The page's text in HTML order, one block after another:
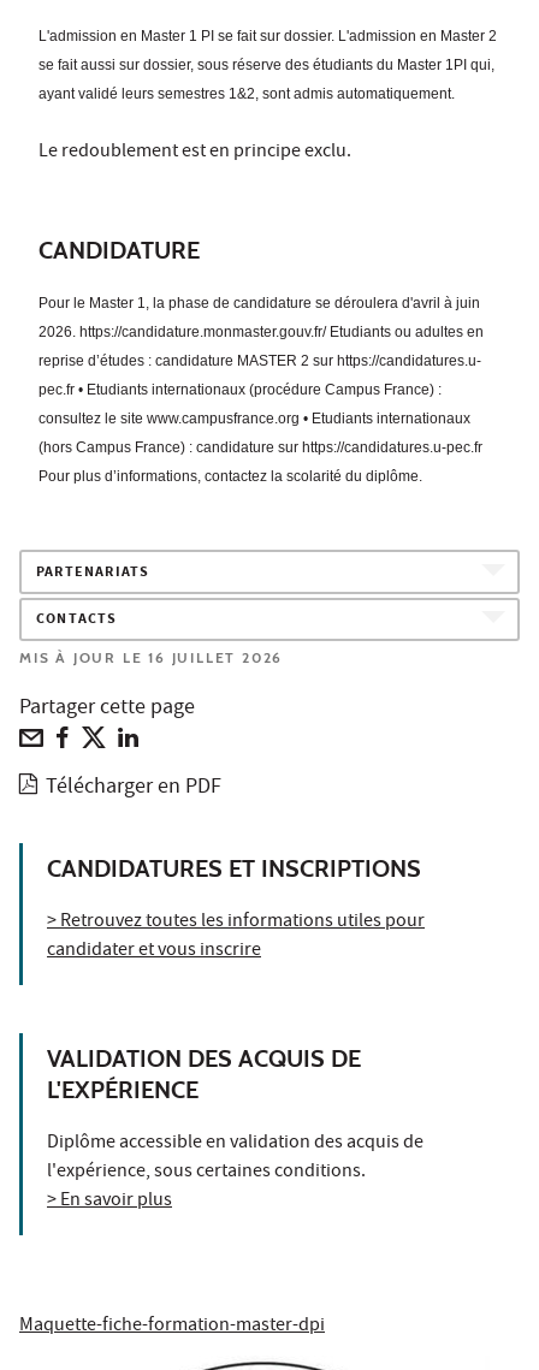
L'admission en Master 1 PI se fait sur dossier. L'admission en Master 2
se fait aussi sur dossier, sous réserve des étudiants du Master 1PI qui,
ayant validé leurs semestres 1&2, sont admis automatiquement.
Le redoublement est en principe exclu.
CANDIDATURE
Pour le Master 1, la phase de candidature se déroulera d'avril à juin
2026. https://candidature.monmaster.gouv.fr/ Etudiants ou adultes en
reprise d’études : candidature MASTER 2 sur https://candidatures.u-
pec.fr • Etudiants internationaux (procédure Campus France) :
consultez le site www.campusfrance.org • Etudiants internationaux
(hors Campus France) : candidature sur https://candidatures.u-pec.fr
Pour plus d’informations, contactez la scolarité du diplôme.
PARTENARIATS
CONTACTS
MIS À JOUR LE 16 JUILLET 2026
Partager cette page
Télécharger en PDF
CANDIDATURES ET INSCRIPTIONS
> Retrouvez toutes les informations utiles pour
candidater et vous inscrire
VALIDATION DES ACQUIS DE
L'EXPÉRIENCE
Diplôme accessible en validation des acquis de
l'expérience, sous certaines conditions.
> En savoir plus
Maquette-fiche-formation-master-dpi